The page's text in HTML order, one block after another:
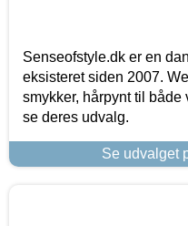
Senseofstyle.dk er en
eksisteret siden 2007.
smykker, hårpynt til
se deres udvalg.
Se udvalget